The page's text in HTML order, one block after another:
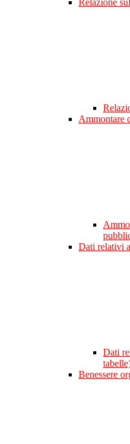
Relazione
Ammontare
Dati relativi
Dati
Benessere